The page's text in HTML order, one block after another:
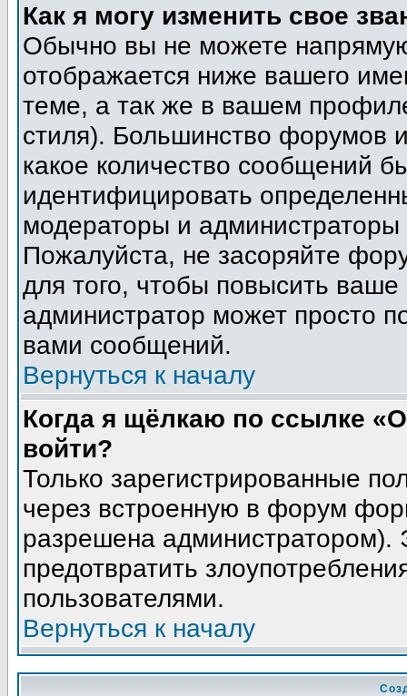
Как я могу изменить свое
Обычно вы не можете
отображается ниже вашего
теме, а так же в вашем
стиля). Большинство форумов
какое количество сообщений
идентифицировать
модераторы и
Пожалуйста, не засоряйте
для того, чтобы повысить
администратор может просто
вами сообщений.
Вернуться к началу
Когда я щёлкаю по ссылке
войти?
Только зарегистрированные
через встроенную в форум
разрешена администратором).
предотвратить
пользователями.
Вернуться к началу